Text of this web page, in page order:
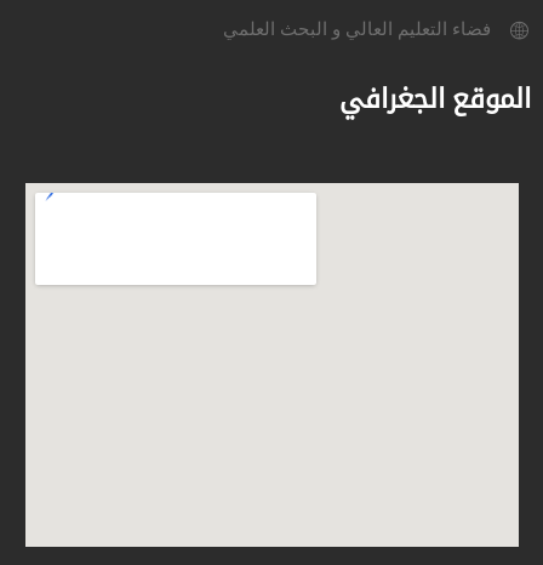
فضاء التعليم العالي و البحث العلمي
الموقع الجغرافي